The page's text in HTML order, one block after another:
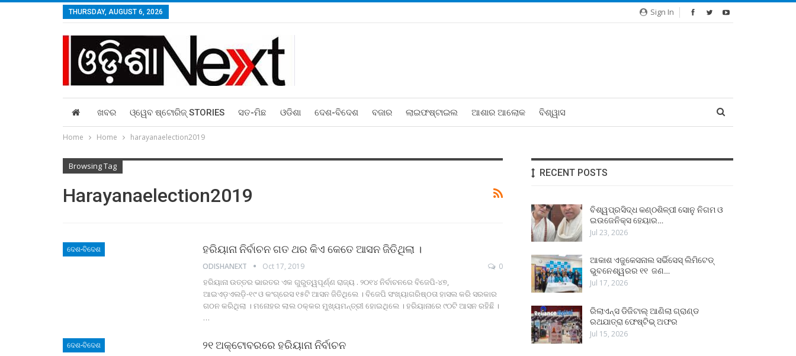
Sign In
THURSDAY, AUGUST 6, 2026
ଖବର ଓ୍ୱେବ ଷ୍ଟୋରିଜ୍‌ STORIES ସତ-ମିଛ ଓଡିଶା ଦେଶ-ବିଦେଶ ବଜାର ଲାଇଫଷ୍ଟାଇଲ ଆଶାର ଆଲୋକ ବିଶ୍ୱାସ
Home Home harayanaelection2019
Browsing Tag
Harayanaelection2019
ଦେଶ-ବିଦେଶ ହରିୟାନା ନିର୍ବାଚନ ଗତ ଥର କିଏ କେତେ ଆସନ ଜିତିଥିଲା ।
ODISHANEXT Oct 17, 2019 0
ହରିୟାନା ଉତ୍ତର ଭାରତର ଏକ ଗୁରୁତ୍ୱପୂର୍ଣ୍ଣ ରାଜ୍ୟ . ୨୦୧୪ ନିର୍ବାଚନରେ ବିଜେପି-୪୭,
ଆଇଏଡ଼ଏଲଡ଼ି-୧୯ ଓ କଂଗ୍ରେସ ୧୫ଟି ଆସନ ଜିତିଥିଲେ । ବିଜେପି ସଂଖ୍ୟାଗରିଷ୍ଠତା ହାସଲ କରି ସରକାର
ଗଠନ କରିଥିଲା । ମନୋହର ଲାଲ ଠକ୍କର ମୁଖ୍ୟମନ୍ତ୍ରୀ ହୋଇଥିଲେ । ହରିୟାନାରେ ୯୦ଟି ଆସନ ରହିଛି ।
…
ଦେଶ-ବିଦେଶ ୨୧ ଅକ୍ଟୋବରରେ ହରିୟାନା ନିର୍ବାଚନ
RECENT POSTS
ବିଶ୍ୱପ୍ରସିଦ୍ଧ କଣ୍ଠଶିଳ୍ପୀ ସୋନୁ ନିଗମ ଓ
ଇଉଜେନିକ୍ସ ହେୟାର…
Jul 23, 2026
ଆକାଶ ଏଜୁକେସନାଲ ସର୍ଭିସେସ୍ ଲିମିଟେଡ୍
ଭୁବନେଶ୍ୱରର ୧୧ ଜଣ…
Jul 17, 2026
ରିଲାଏନ୍ସ ଡିଜିଟାଲ୍ ଆଣିଲା ଗ୍ରାଣ୍ଡ
ରଥଯାତ୍ରା ଫେଷ୍ଟିଭ୍ ଅଫର
Jul 15, 2026